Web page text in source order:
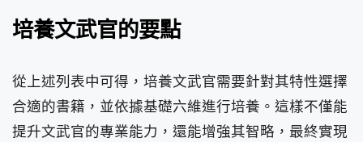
培養文武官的要點
從上述列表中可得，培養文武官需要針對其特性選擇
合適的書籍，並依據基礎六維進行培養。這樣不僅能
提升文武官的專業能力，還能增強其智略，最終實現